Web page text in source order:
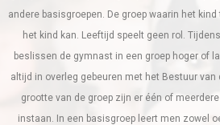
andere basisgroepen. De groep waarin het
het kind kan. Leeftijd speelt geen rol.
beslissen de gymnast in een groep hoger of
altijd in overleg gebeuren met het Bestuur van
grootte van de groep zijn er één of
instaan. In een basisgroep leert men zowel